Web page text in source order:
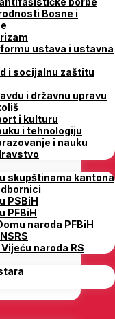
Bosne i
ustava i ustavna
i socijalnu zaštitu
i državnu upravu
i kulturu
i tehnologiju
i nauku
skupštinama kantona
PSBiH
PFBiH
naroda PFBiH
naroda RS